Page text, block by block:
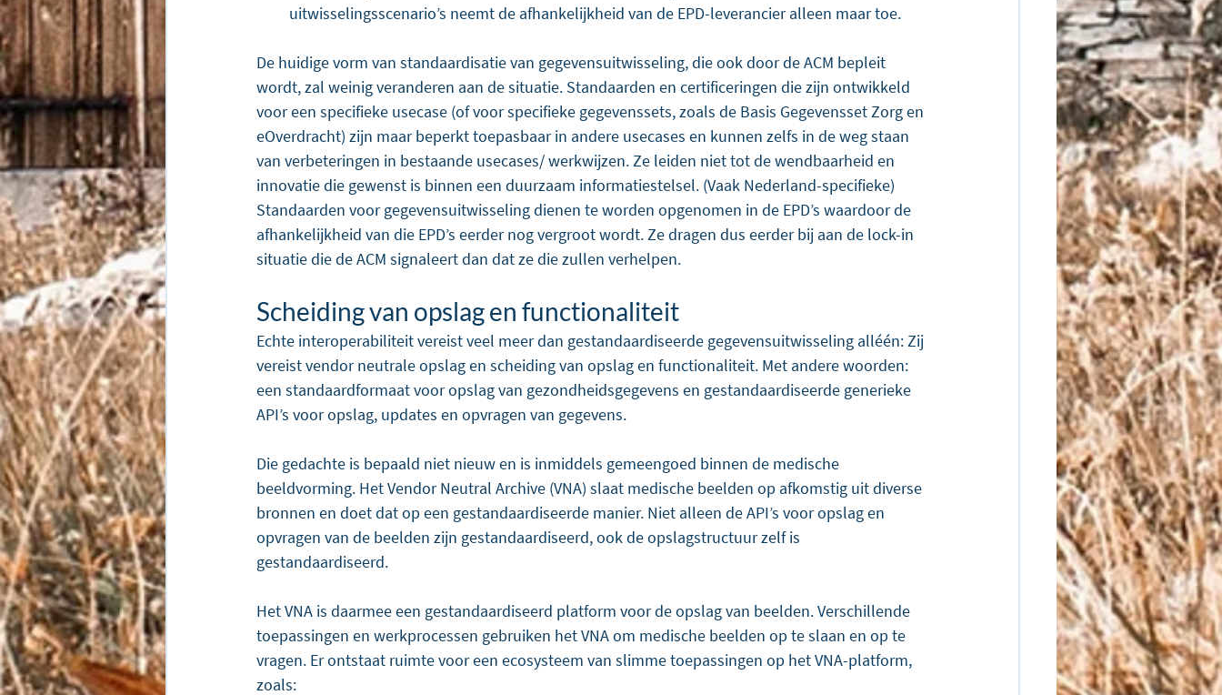
uitwisselingsscenario’s neemt de afhankelijkheid van de EPD-leverancier alleen maar toe.
De huidige vorm van standaardisatie van gegevensuitwisseling, die ook door de ACM bepleit
wordt, zal weinig veranderen aan de situatie. Standaarden en certificeringen die zijn ontwikkeld
voor een specifieke usecase (of voor specifieke gegevenssets, zoals de Basis Gegevensset Zorg en
eOverdracht) zijn maar beperkt toepasbaar in andere usecases en kunnen zelfs in de weg staan
van verbeteringen in bestaande usecases/ werkwijzen. Ze leiden niet tot de wendbaarheid en
innovatie die gewenst is binnen een duurzaam informatiestelsel. (Vaak Nederland-specifieke)
Standaarden voor gegevensuitwisseling dienen te worden opgenomen in de EPD’s waardoor de
afhankelijkheid van die EPD’s eerder nog vergroot wordt. Ze dragen dus eerder bij aan de lock-in
situatie die de ACM signaleert dan dat ze die zullen verhelpen.
Scheiding van opslag en functionaliteit
Echte interoperabiliteit vereist veel meer dan gestandaardiseerde gegevensuitwisseling alléén: Zij
vereist vendor neutrale opslag en scheiding van opslag en functionaliteit. Met andere woorden:
een standaardformaat voor opslag van gezondheidsgegevens en gestandaardiseerde generieke
API’s voor opslag, updates en opvragen van gegevens.
Die gedachte is bepaald niet nieuw en is inmiddels gemeengoed binnen de medische
beeldvorming. Het Vendor Neutral Archive (VNA) slaat medische beelden op afkomstig uit diverse
bronnen en doet dat op een gestandaardiseerde manier. Niet alleen de API’s voor opslag en
opvragen van de beelden zijn gestandaardiseerd, ook de opslagstructuur zelf is
gestandaardiseerd.
Het VNA is daarmee een gestandaardiseerd platform voor de opslag van beelden. Verschillende
toepassingen en werkprocessen gebruiken het VNA om medische beelden op te slaan en op te
vragen. Er ontstaat ruimte voor een ecosysteem van slimme toepassingen op het VNA-platform,
zoals: